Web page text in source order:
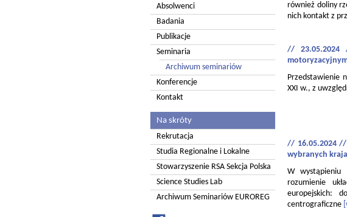
Absolwenci
Badania
Publikacje
Seminaria
Archiwum seminariów
Konferencje
Kontakt
Na skróty
Rekrutacja
Studia Regionalne i Lokalne
Stowarzyszenie RSA Sekcja Polska
Science Studies Lab
Archiwum Seminariów EUROREG
również doliny
nich kontakt z
// 23.05.2024
Przedstawienie
XXI w., z
// 16.05.2024 //
wybranych
W wystąpieniu
rozumienie
europejskich:
centrograficzne